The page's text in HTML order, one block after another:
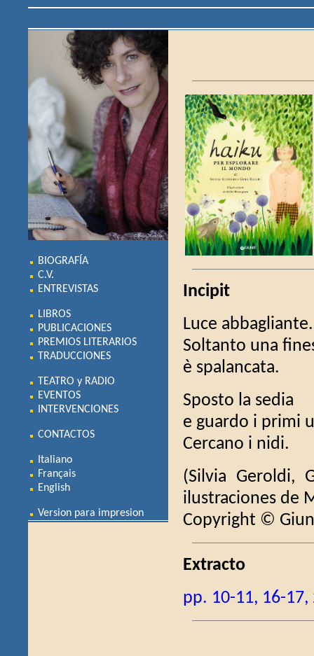
BIOGRAFÍA
C.V.
ENTREVISTAS
LIBROS
PUBLICACIONES
PREMIOS LITERARIOS
TRADUCCIONES
TEATRO y RADIO
EVENTOS
INTERVENCIONES
CONTACTOS
Italiano
Français
English
Version para impresion
Incipit
Luce abbagliante.
Soltanto una
è spalancata.
Sposto la sedia
e guardo i primi
Cercano i nidi.
(Silvia Geroldi,
ilustraciones de
Copyright ©
Extracto
pp. 10-11, 16-17,